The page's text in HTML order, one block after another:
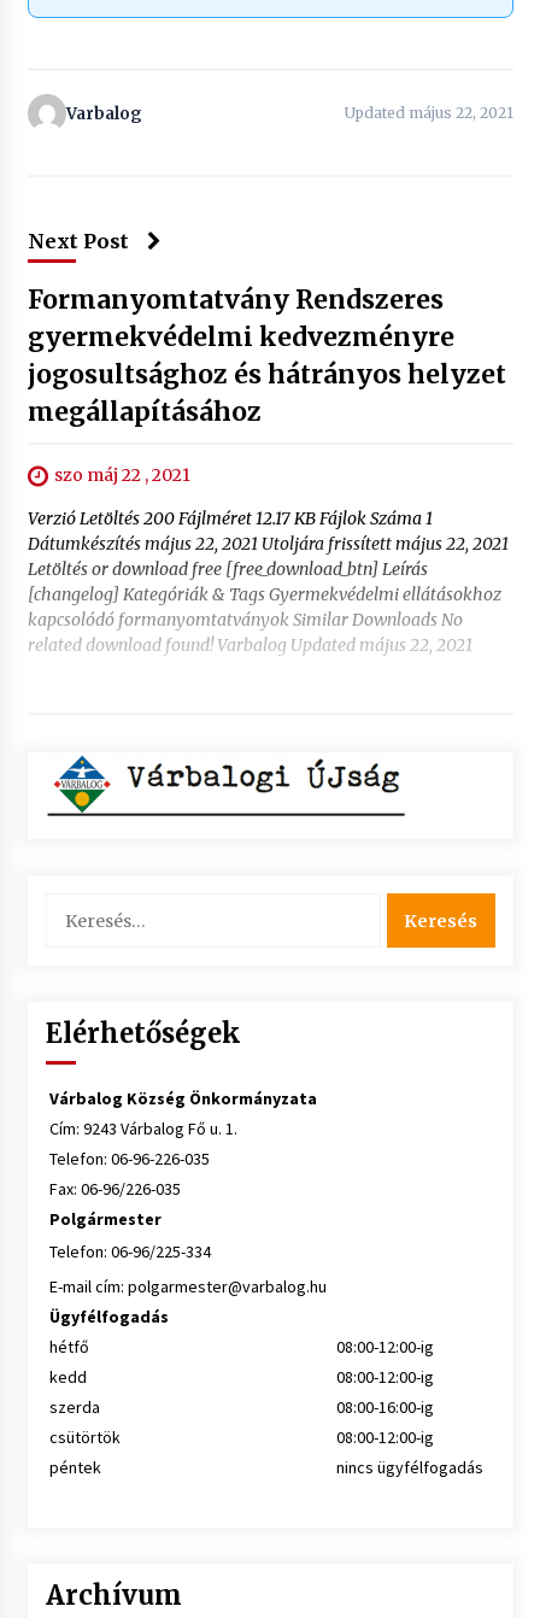
Varbalog Updated május 22, 2021
Next Post
Formanyomtatvány Rendszeres
gyermekvédelmi kedvezményre
jogosultsághoz és hátrányos helyzet
megállapításához
szo máj 22 , 2021
Verzió Letöltés 200 Fájlméret 12.17 KB Fájlok Száma 1
Dátumkészítés május 22, 2021 Utoljára frissített május 22, 2021
Letöltés or download free [free_download_btn] Leírás
[changelog] Kategóriák & Tags Gyermekvédelmi ellátásokhoz
kapcsolódó formanyomtatványok Similar Downloads No
related download found! Varbalog Updated május 22, 2021
Elérhetőségek
Várbalog Község Önkormányzata
Cím: 9243 Várbalog Fő u. 1.
Telefon: 06-96-226-035
Fax: 06-96/226-035
Polgármester
Telefon: 06-96/225-334
E-mail cím: polgarmester@varbalog.hu
Ügyfélfogadás
hétfő
08:00-12:00-ig
kedd
08:00-12:00-ig
szerda
08:00-16:00-ig
csütörtök
08:00-12:00-ig
péntek
nincs ügyfélfogadás
Archívum